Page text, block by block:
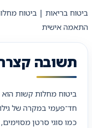
ביטוח בריאות | ביטוח
התאמה אישית
תשובה
ביטוח מחלות קשות הוא
חד־פעמי במקרה של
כמו סוגי סרטן